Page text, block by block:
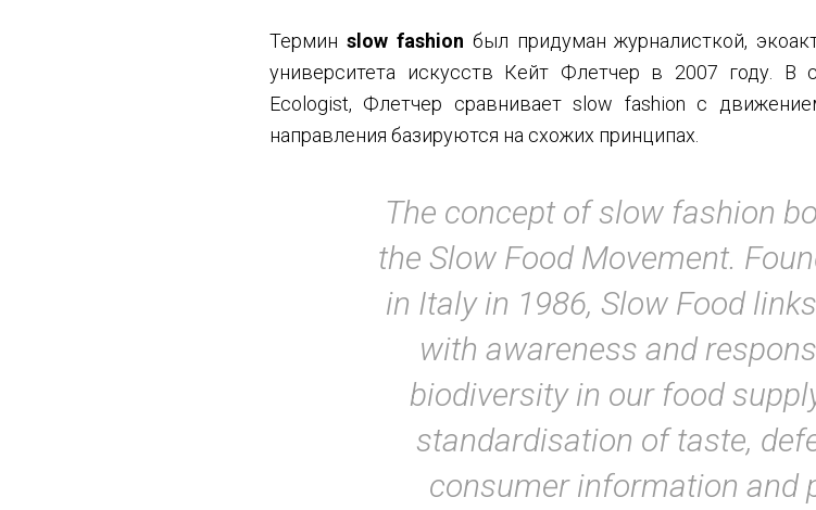
Термин slow fashion был придуман журналисткой,
университета искусств Кейт Флетчер в 2007 году. В
Ecologist, Флетчер сравнивает slow fashion c
направления базируются на схожих принципах.
The concept of slow fashion
the Slow Food Movement.
in Italy in 1986, Slow Food
with awareness and
biodiversity in our food
standardisation of taste,
consumer information and